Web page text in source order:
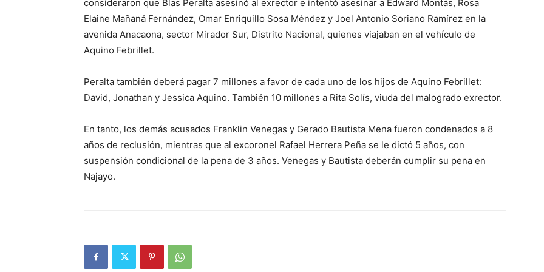
consideraron que Blas Peralta asesinó al exrector e intentó asesinar a Edward Montás, Rosa
Elaine Mañaná Fernández, Omar Enriquillo Sosa Méndez y Joel Antonio Soriano Ramírez en la
avenida Anacaona, sector Mirador Sur, Distrito Nacional, quienes viajaban en el vehículo de
Aquino Febrillet.
Peralta también deberá pagar 7 millones a favor de cada uno de los hijos de Aquino Febrillet:
David, Jonathan y Jessica Aquino. También 10 millones a Rita Solís, viuda del malogrado exrector.
En tanto, los demás acusados Franklin Venegas y Gerado Bautista Mena fueron condenados a 8
años de reclusión, mientras que al excoronel Rafael Herrera Peña se le dictó 5 años, con
suspensión condicional de la pena de 3 años. Venegas y Bautista deberán cumplir su pena en
Najayo.